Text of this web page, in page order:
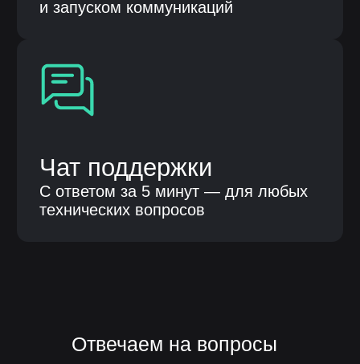
компьютерного программного
а также оказание услуг в отношении программ для
электронных вычислительных машин и баз
Контактные лица
Терентьева Оксана Александровна
8 987 110 00 58
nelumbo-it@mail.ru
© Все права защищены
Политика конфиденциальности